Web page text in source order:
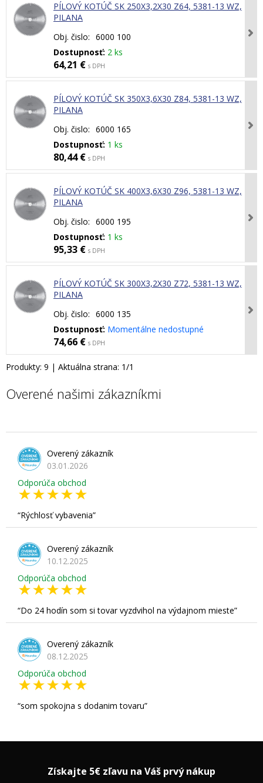
PÍLOVÝ KOTÚČ SK 250X3,2X30 Z64, 5381-13 WZ,
PILANA
Obj. čislo: 6000 100
Dostupnosť: 2 ks
64,21 € s DPH
PÍLOVÝ KOTÚČ SK 350X3,6X30 Z84, 5381-13 WZ,
PILANA
Obj. čislo: 6000 165
Dostupnosť: 1 ks
80,44 € s DPH
PÍLOVÝ KOTÚČ SK 400X3,6X30 Z96, 5381-13 WZ,
PILANA
Obj. čislo: 6000 195
Dostupnosť: 1 ks
95,33 € s DPH
PÍLOVÝ KOTÚČ SK 300X3,2X30 Z72, 5381-13 WZ,
PILANA
Obj. čislo: 6000 135
Dostupnosť: Momentálne nedostupné
74,66 € s DPH
Produkty: 9 | Aktuálna strana: 1/1
Overené našimi zákazníkmi
Overený zákazník
03.01.2026
Odporúča obchod
Rýchlosť vybavenia
Overený zákazník
10.12.2025
Odporúča obchod
Do 24 hodín som si tovar vyzdvihol na výdajnom mieste
Overený zákazník
08.12.2025
Odporúča obchod
som spokojna s dodanim tovaru
Získajte 5€ zľavu na Váš prvý nákup